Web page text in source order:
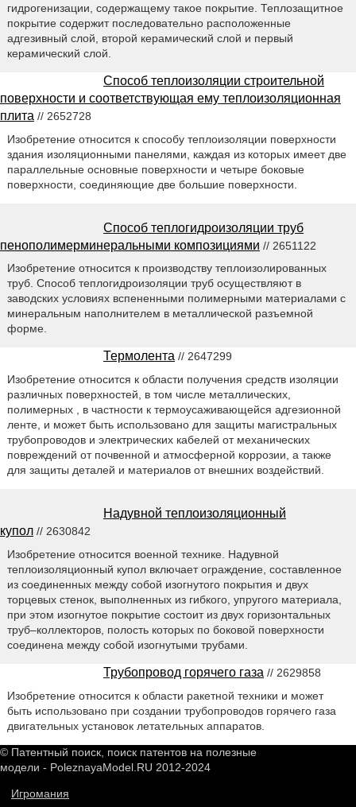
гидрогенизации, содержащему такое покрытие. Теплозащитное
покрытие содержит последовательно расположенные
адгезивный слой, второй керамический слой и первый
керамический слой.
Способ теплоизоляции строительной
поверхности и соответствующая ему теплоизоляционная
плита // 2652728
Изобретение относится к способу теплоизоляции поверхности
здания изоляционными панелями, каждая из которых имеет две
параллельные основные поверхности и четыре боковые
поверхности, соединяющие две большие поверхности.
Способ теплогидроизоляции труб
пенополимерминеральными композициями // 2651122
Изобретение относится к производству теплоизолированных
труб. Способ теплогидроизоляции труб осуществляют в
заводских условиях вспененными полимерными материалами с
минеральным наполнителем в металлической разъемной
форме.
Термолента // 2647299
Изобретение относится к области получения средств изоляции
различных поверхностей, в том числе металлических,
полимерных , в частности к термоусаживающейся адгезионной
ленте, и может быть использовано для защиты магистральных
трубопроводов и электрических кабелей от механических
повреждений от почвенной и атмосферной коррозии, а также
для защиты деталей и материалов от внешних воздействий.
Надувной теплоизоляционный
купол // 2630842
Изобретение относится военной технике. Надувной
теплоизоляционный купол включает ограждение, составленное
из соединенных между собой изогнутого покрытия и двух
торцевых стенок, выполненных из гибкого, упругого материала,
при этом изогнутое покрытие состоит из двух горизонтальных
труб–коллекторов, полость которых по боковой поверхности
соединена между собой изогнутыми трубами.
Трубопровод горячего газа // 2629858
Изобретение относится к области ракетной техники и может
быть использовано при создании трубопроводов горячего газа
двигательных установок летательных аппаратов.
© Патентный поиск, поиск патентов на полезные
модели - PoleznayaModel.RU 2012-2024
Игромания